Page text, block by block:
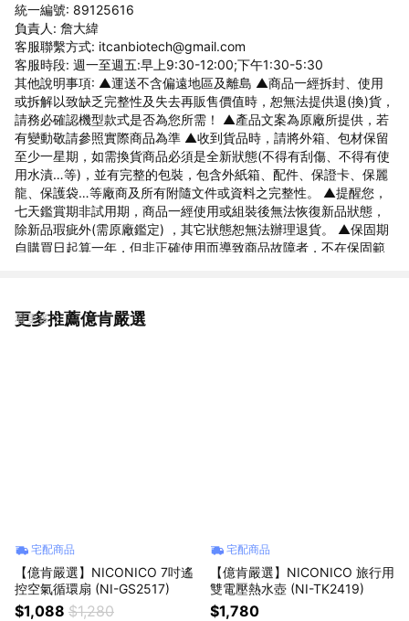
統一編號: 89125616
負責人: 詹大緯
客服聯繫方式: itcanbiotech@gmail.com
客服時段: 週一至週五:早上9:30-12:00;下午1:30-5:30
其他說明事項: ▲運送不含偏遠地區及離島 ▲商品一經拆封、使用
或拆解以致缺乏完整性及失去再販售價值時，恕無法提供退(換)貨，
請務必確認機型款式是否為您所需！ ▲產品文案為原廠所提供，若
有變動敬請參照實際商品為準 ▲收到貨品時，請將外箱、包材保留
至少一星期，如需換貨商品必須是全新狀態(不得有刮傷、不得有使
用水漬…等)，並有完整的包裝，包含外紙箱、配件、保證卡、保麗
龍、保護袋…等廠商及所有附隨文件或資料之完整性。 ▲提醒您，
七天鑑賞期非試用期，商品一經使用或組裝後無法恢復新品狀態，
除新品瑕疵外(需原廠鑑定) ，其它狀態恕無法辦理退貨。 ▲保固期
自購買日起算一年，但非正確使用而導致商品故障者，不在保固範
更多推薦億肯嚴選
看更多
宅配商品
【億肯嚴選】NICONICO 7吋遙
控空氣循環扇 (NI-GS2517)
$1,088 $1,280
宅配商品
【億肯嚴選】NICONICO 旅行用
雙電壓熱水壺 (NI-TK2419)
$1,780